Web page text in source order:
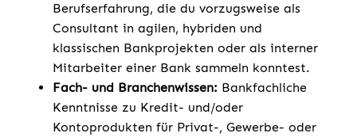
Berufserfahrung, die du vorzugsweise als
Consultant in agilen, hybriden und
klassischen Bankprojekten oder als interner
Mitarbeiter einer Bank sammeln konntest.
Fach- und Branchenwissen: Bankfachliche
Kenntnisse zu Kredit- und/oder
Kontoprodukten für Privat-, Gewerbe- oder